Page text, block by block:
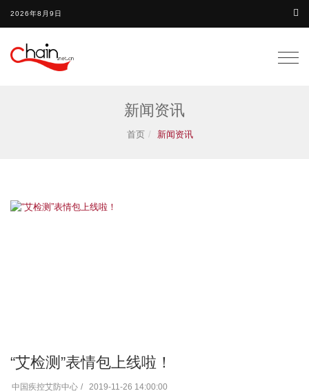
2026年8月9日
新闻资讯
首页 新闻资讯
“艾检测”表情包上线啦！
中国疾控艾防中心 2019-11-26 14:00:00